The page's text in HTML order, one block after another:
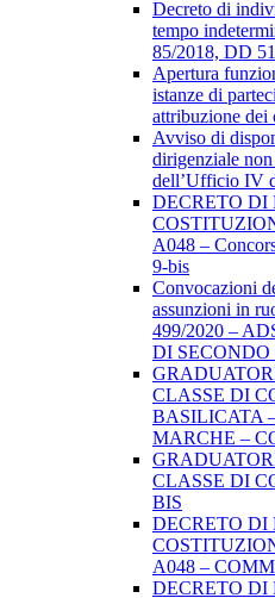
Decreto di
tempo
85/2018, DD
Apertura
istanze di
attribuzione dei
Avviso di
dirigenziale
dell’Ufficio IV
DECRETO
A048 –
9-bis
Convocazioni
assunzioni in
499/2020 –
DI SECONDO
CLASSE DI
BASILICATA
MARCHE –
CLASSE DI
BIS
DECRETO
A048 –
DECRETO